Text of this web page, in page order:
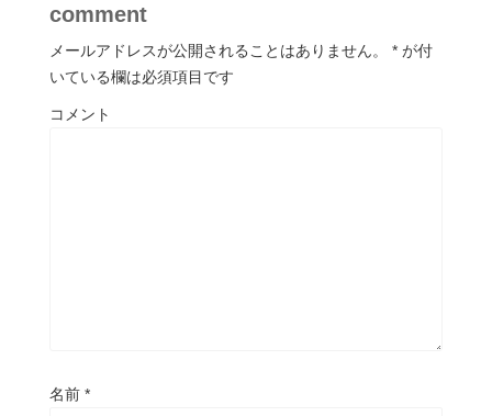
comment
メールアドレスが公開されることはありません。 * が付
いている欄は必須項目です
コメント
名前 *